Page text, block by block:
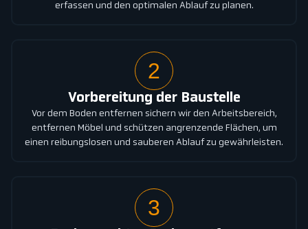
erfassen und den optimalen Ablauf zu planen.
2
Vorbereitung der Baustelle
Vor dem Boden entfernen sichern wir den Arbeitsbereich,
entfernen Möbel und schützen angrenzende Flächen, um
einen reibungslosen und sauberen Ablauf zu gewährleisten.
3